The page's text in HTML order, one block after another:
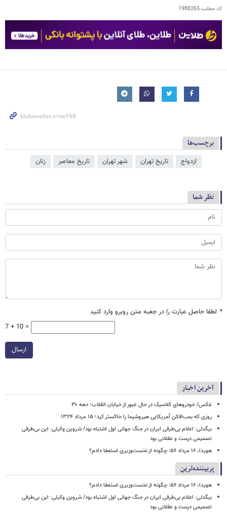
کد مطلب1988265
برچسب‌ها
ازدواج تاریخ تهران شهر تهران تاریخ معاصر زنان
نظر شما
* لطفا حاصل عبارت را در جعبه متن روبرو وارد کنید
7 + 10 =
ارسال
آخرین اخبار
عکس/ خودروهای کلاسیک در حال عبور از خیابان انقلاب؛ دهه ۳۰
روزی که بمب‌افکن آمریکایی هیروشیما را خاکستر کرد؛ ۱۵ مرداد ۱۳۲۴
بیگدلی: اعلام بی‌طرفی ایران در جنگ جهانی اول اشتباه بود/ شروین وکیلی: این بی‌طرفی
تصمیمی درست و عقلانی بود
هویدا، ۱۶ مرداد ۵۶: چگونه از نخست‌وزیری استعفا دادم؟
پربیننده‌ترین
هویدا، ۱۶ مرداد ۵۶: چگونه از نخست‌وزیری استعفا دادم؟
بیگدلی: اعلام بی‌طرفی ایران در جنگ جهانی اول اشتباه بود/ شروین وکیلی: این بی‌طرفی
تصمیمی درست و عقلانی بود